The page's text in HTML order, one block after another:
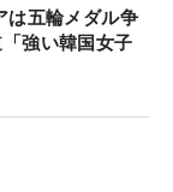
は五輪メダル争
強い韓国女子